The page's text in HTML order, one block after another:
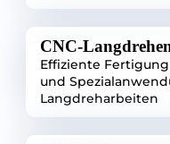
CNC-
Effiziente
und
Langdreharbeiten